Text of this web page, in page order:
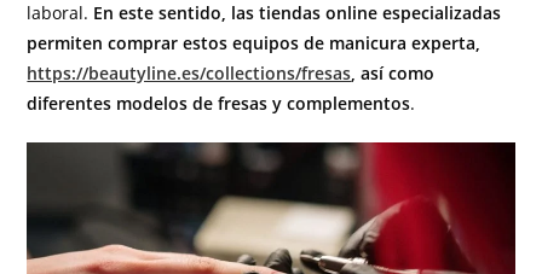
laboral. En este sentido, las tiendas online especializadas
permiten comprar estos equipos de manicura experta,
https://beautyline.es/collections/fresas, así como
diferentes modelos de fresas y complementos.